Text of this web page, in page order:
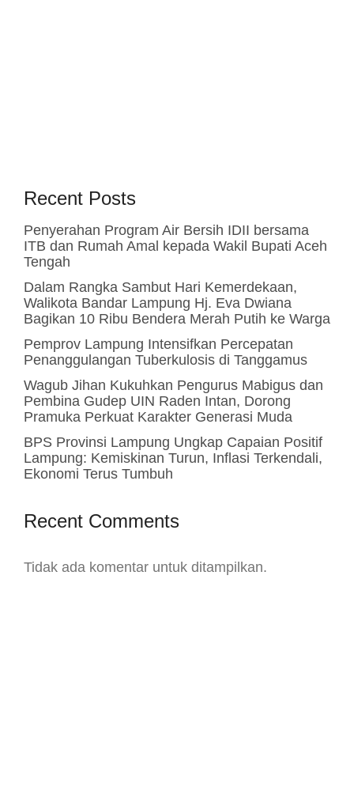
Recent Posts
Penyerahan Program Air Bersih IDII bersama
ITB dan Rumah Amal kepada Wakil Bupati Aceh
Tengah
Dalam Rangka Sambut Hari Kemerdekaan,
Walikota Bandar Lampung Hj. Eva Dwiana
Bagikan 10 Ribu Bendera Merah Putih ke Warga
Pemprov Lampung Intensifkan Percepatan
Penanggulangan Tuberkulosis di Tanggamus
Wagub Jihan Kukuhkan Pengurus Mabigus dan
Pembina Gudep UIN Raden Intan, Dorong
Pramuka Perkuat Karakter Generasi Muda
BPS Provinsi Lampung Ungkap Capaian Positif
Lampung: Kemiskinan Turun, Inflasi Terkendali,
Ekonomi Terus Tumbuh
Recent Comments
Tidak ada komentar untuk ditampilkan.